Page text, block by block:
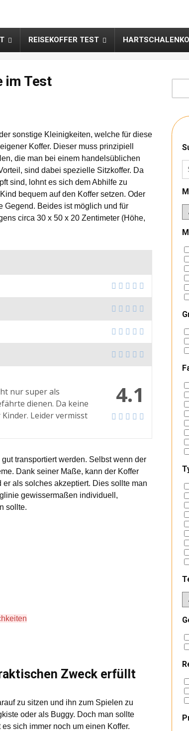
REISEKOFFER TEST
im Test
sonstige Kleinigkeiten, welche für diese
Koffer. Dieser muss prinzipiell
die man bei einem handelsüblichen
sind dabei spezielle Sitzkoffer. Da
sind, lohnt es sich dem Abhilfe zu
bequem auf den Koffer setzen. Oder
Gegend. Beides ist möglich und für
circa 30 x 50 x 20 Zentimeter (Höhe,
4.1
nur super als
dienen. Da keine
Leider vermisst
transportiert werden. Selbst wenn der
Dank seiner Maße, kann der Koffer
als solches akzeptiert. Dies sollte man
gewissermaßen individuell,
sollte.
Zweck erfüllt
zu sitzen und ihn zum Spielen zu
oder als Buggy. Doch man sollte
sich immer noch um einen Koffer.